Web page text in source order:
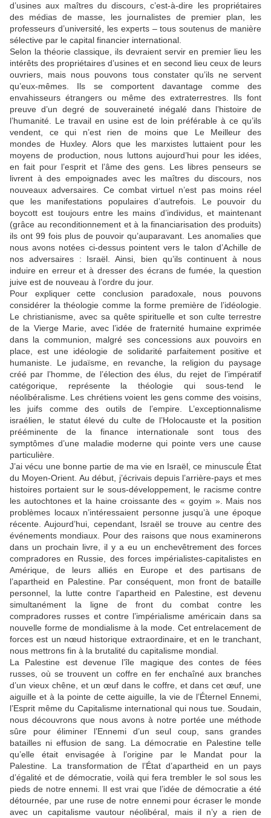
d’usines aux maîtres du discours, c’est-à-dire les propriétaires
des médias de masse, les journalistes de premier plan, les
professeurs d’université, les experts – tous soutenus de manière
sélective par le capital financier international.
Selon la théorie classique, ils devraient servir en premier lieu les
intérêts des propriétaires d’usines et en second lieu ceux de leurs
ouvriers, mais nous pouvons tous constater qu’ils ne servent
qu’eux-mêmes. Ils se comportent davantage comme des
envahisseurs étrangers ou même des extraterrestres. Ils font
preuve d’un degré de souveraineté inégalé dans l’histoire de
l’humanité. Le travail en usine est de loin préférable à ce qu’ils
vendent, ce qui n’est rien de moins que Le Meilleur des
mondes de Huxley. Alors que les marxistes luttaient pour les
moyens de production, nous luttons aujourd’hui pour les idées,
en fait pour l’esprit et l’âme des gens. Les libres penseurs se
livrent à des empoignades avec les maîtres du discours, nos
nouveaux adversaires. Ce combat virtuel n’est pas moins réel
que les manifestations populaires d’autrefois. Le pouvoir du
boycott est toujours entre les mains d’individus, et maintenant
(grâce au reconditionnement et à la financiarisation des produits)
ils ont 99 fois plus de pouvoir qu’auparavant. Les anomalies que
nous avons notées ci-dessus pointent vers le talon d’Achille de
nos adversaires : Israël. Ainsi, bien qu’ils continuent à nous
induire en erreur et à dresser des écrans de fumée, la question
juive est de nouveau à l’ordre du jour.
Pour expliquer cette conclusion paradoxale, nous pouvons
considérer la théologie comme la forme première de l’idéologie.
Le christianisme, avec sa quête spirituelle et son culte terrestre
de la Vierge Marie, avec l’idée de fraternité humaine exprimée
dans la communion, malgré ses concessions aux pouvoirs en
place, est une idéologie de solidarité parfaitement positive et
humaniste. Le judaïsme, en revanche, la religion du paysage
créé par l’homme, de l’élection des élus, du rejet de l’impératif
catégorique, représente la théologie qui sous-tend le
néolibéralisme. Les chrétiens voient les gens comme des voisins,
les juifs comme des outils de l’empire. L’exceptionnalisme
israélien, le statut élevé du culte de l’Holocauste et la position
prééminente de la finance internationale sont tous des
symptômes d’une maladie moderne qui pointe vers une cause
particulière.
J’ai vécu une bonne partie de ma vie en Israël, ce minuscule État
du Moyen-Orient. Au début, j’écrivais depuis l’arrière-pays et mes
histoires portaient sur le sous-développement, le racisme contre
les autochtones et la haine croissante des « goyim ». Mais nos
problèmes locaux n’intéressaient personne jusqu’à une époque
récente. Aujourd’hui, cependant, Israël se trouve au centre des
événements mondiaux. Pour des raisons que nous examinerons
dans un prochain livre, il y a eu un enchevêtrement des forces
compradores en Russie, des forces impérialistes-capitalistes en
Amérique, de leurs alliés en Europe et des partisans de
l’apartheid en Palestine. Par conséquent, mon front de bataille
personnel, la lutte contre l’apartheid en Palestine, est devenu
simultanément la ligne de front du combat contre les
compradores russes et contre l’impérialisme américain dans sa
nouvelle forme de mondialisme à la mode. Cet entrelacement de
forces est un nœud historique extraordinaire, et en le tranchant,
nous mettrons fin à la brutalité du capitalisme mondial.
La Palestine est devenue l’île magique des contes de fées
russes, où se trouvent un coffre en fer enchaîné aux branches
d’un vieux chêne, et un œuf dans le coffre, et dans cet œuf, une
aiguille et à la pointe de cette aiguille, la vie de l’Éternel Ennemi,
l’Esprit même du Capitalisme international qui nous tue. Soudain,
nous découvrons que nous avons à notre portée une méthode
sûre pour éliminer l’Ennemi d’un seul coup, sans grandes
batailles ni effusion de sang. La démocratie en Palestine telle
qu’elle était envisagée à l’origine par le Mandat pour la
Palestine. La transformation de l’État d’apartheid en un pays
d’égalité et de démocratie, voilà qui fera trembler le sol sous les
pieds de notre ennemi. Il est vrai que l’idée de démocratie a été
détournée, par une ruse de notre ennemi pour écraser le monde
avec un capitalisme vautour néolibéral, mais il n’y a rien de